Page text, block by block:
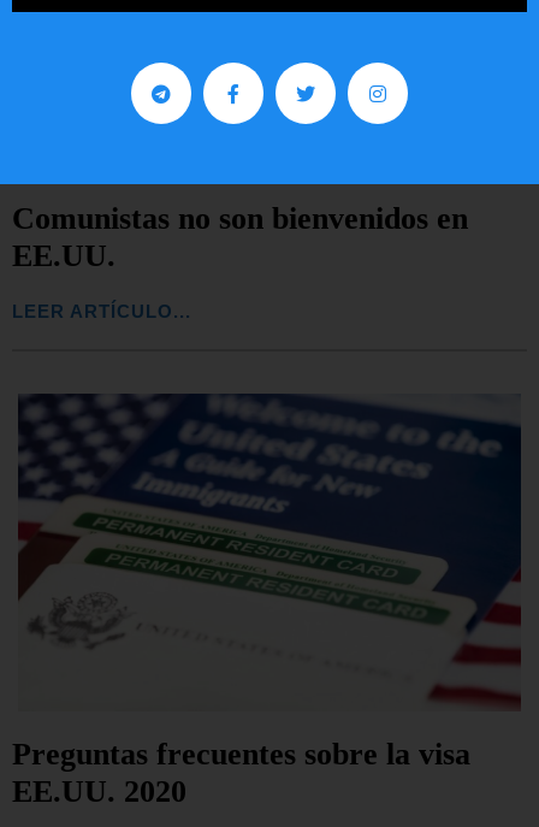
Comunistas no son bienvenidos en
EE.UU.
LEER ARTÍCULO...
Preguntas frecuentes sobre la visa
EE.UU. 2020